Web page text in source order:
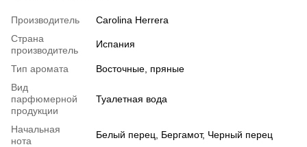
Производитель
Carolina Herrera
Страна
производитель
Испания
Тип аромата
Восточные, пряные
Вид
парфюмерной
продукции
Туалетная вода
Начальная
нота
Белый перец, Бергамот, Черный перец